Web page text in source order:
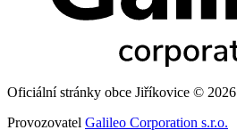
Oficiální stránky obce Jiříkovice © 2026
Provozovatel Galileo Corporation s.r.o.